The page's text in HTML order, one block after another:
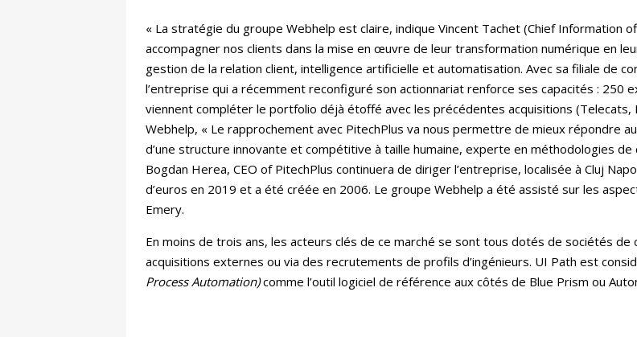
« La stratégie du groupe Webhelp est claire, indique Vincent Tachet (Chief Information
accompagner nos clients dans la mise en œuvre de leur transformation numérique en
gestion de la relation client, intelligence artificielle et automatisation. Avec sa filiale de
l’entreprise qui a récemment reconfiguré son actionnariat renforce ses capacités :
viennent compléter le portfolio déjà étoffé avec les précédentes acquisitions (Telecats,
Webhelp, « Le rapprochement avec PitechPlus va nous permettre de mieux répondre
d’une structure innovante et compétitive à taille humaine, experte en méthodologies de
Bogdan Herea, CEO of PitechPlus continuera de diriger l’entreprise, localisée à Cluj
d’euros en 2019 et a été créée en 2006. Le groupe Webhelp a été assisté sur les
Emery.
En moins de trois ans, les acteurs clés de ce marché se sont tous dotés de sociétés de
acquisitions externes ou via des recrutements de profils d’ingénieurs. UI Path est
Process Automation)comme l’outil logiciel de référence aux côtés de Blue Prism ou